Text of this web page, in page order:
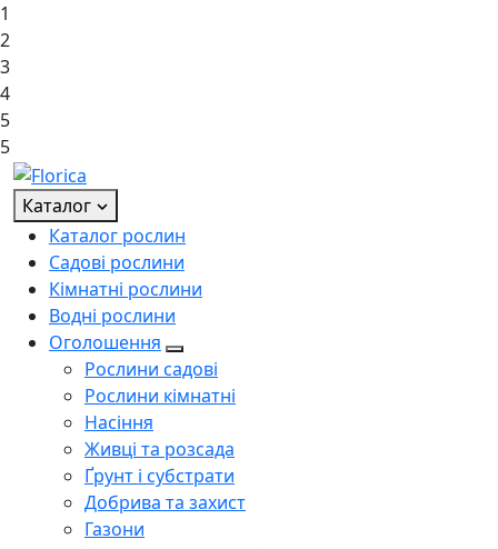
1
2
3
4
5
5
Каталог
Каталог рослин
Садові рослини
Кімнатні рослини
Водні рослини
Оголошення
Рослини садові
Рослини кімнатні
Насіння
Живці та розсада
Ґрунт і субстрати
Добрива та захист
Газони